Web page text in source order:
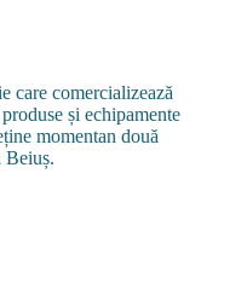
care comercializează
și echipamente
momentan două
Beiuș.